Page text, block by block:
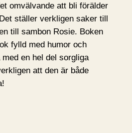
omvälvande att bli förälder
ställer verkligen saker till
till sambon Rosie. Boken
fylld med humor och
en hel del sorgliga
att den är både